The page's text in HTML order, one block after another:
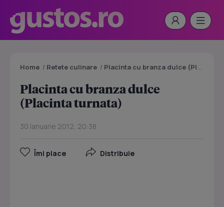
Home / Retete culinare / Placinta cu branza dulce (Placinta turnata)
Placinta cu branza dulce
(Placinta turnata)
30 Ianuarie 2012, 20:38
Îmi place Distribuie